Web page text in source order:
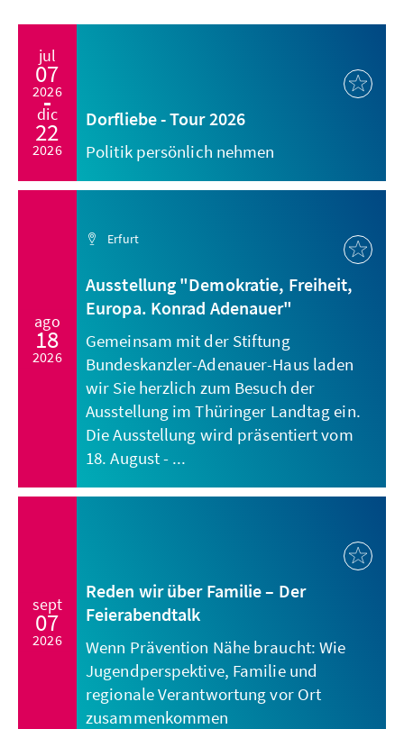
jul
07
2026
dic
22
2026
Dorfliebe - Tour 2026
Politik persönlich nehmen
ago
18
2026
Erfurt
Ausstellung "Demokratie, Freiheit,
Europa. Konrad Adenauer"
Gemeinsam mit der Stiftung
Bundeskanzler-Adenauer-Haus laden
wir Sie herzlich zum Besuch der
Ausstellung im Thüringer Landtag ein.
Die Ausstellung wird präsentiert vom
18. August - ...
sept
07
2026
Reden wir über Familie – Der
Feierabendtalk
Wenn Prävention Nähe braucht: Wie
Jugendperspektive, Familie und
regionale Verantwortung vor Ort
zusammenkommen